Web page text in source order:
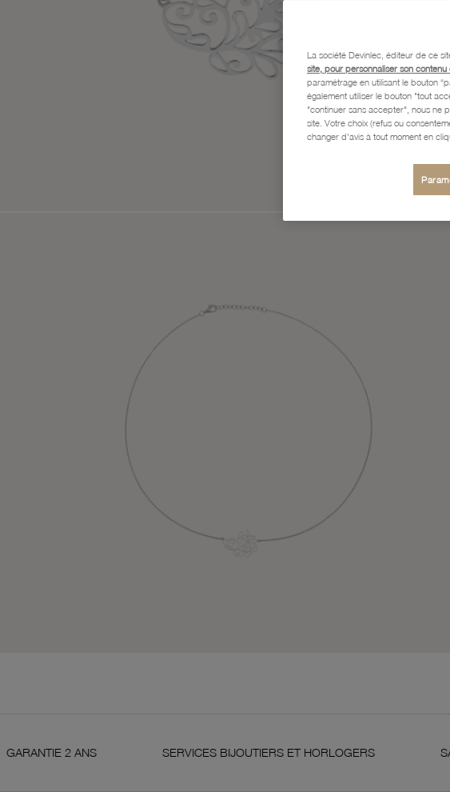
SERVICES BIJOUTIERS ET HORLOGERS SATISFAIT OU
La société Devinlec, éditeur de ce
site, pour personnaliser son
paramétrage en utilisant le bouton
également utiliser le bouton "tout
"continuer sans accepter", nous ne
site. Votre choix (refus ou
changer d'avis à tout moment en